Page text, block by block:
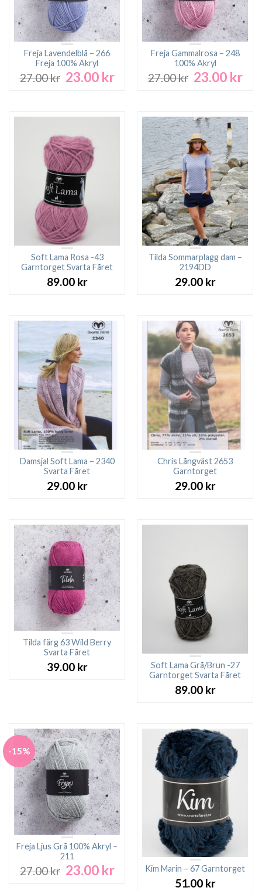
Freja Lavendelblå – 266
Freja 100% Akryl
27.00kr Det
27.00 kr.
23.00 krDet
23.00 kr.
Freja Gammalrosa – 248
100% Akryl
27.00kr Det
27.00 kr.
23.00 krDet
Soft Lama Rosa -43
Garntorget Svarta Fåret
89.00 kr
Tilda Sommarplagg dam –
2194DD
29.00 kr
Damsjal Soft Lama – 2340
Svarta Fåret
29.00 kr
Chris Långväst 2653
Garntorget
29.00 kr
Tilda färg 63 Wild Berry
Svarta Fåret
39.00 kr
Soft Lama Grå/Brun -27
Garntorget Svarta Fåret
89.00 kr
-15%
Freja Ljus Grå 100% Akryl –
211
27.00kr Det
ursprungliga
23.00 krDet
Kim Marin – 67 Garntorget
51.00 kr